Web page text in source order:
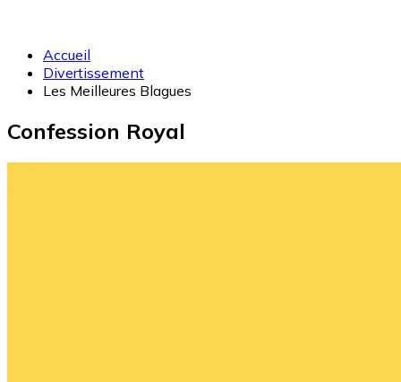
Accueil
Divertissement
Les Meilleures Blagues
Confession Royal